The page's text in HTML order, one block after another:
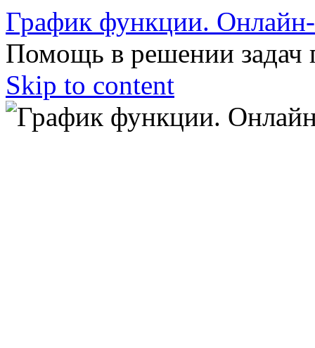
График функции.
Помощь в решении задач
Skip to content